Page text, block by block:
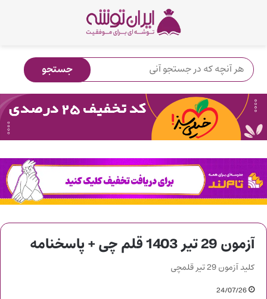
آزمون 29 تیر 1403 قلم چی + پاسخنامه
کلید آزمون 29 تیر قلمچی
24/07/26